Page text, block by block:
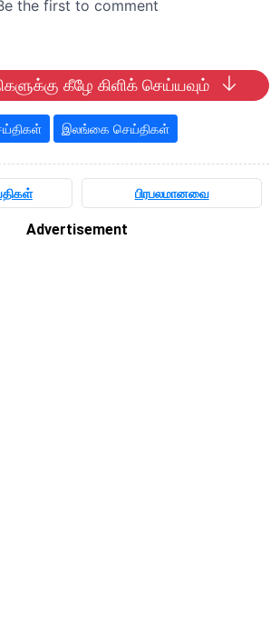
கீழே கிளிக் செய்யவும்
இலங்கை செய்திகள்
பிரபலமானவை
Advertisement